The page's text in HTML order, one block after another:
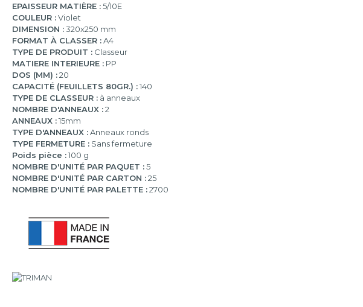
EPAISSEUR MATIÈRE :5/10E
COULEUR :Violet
DIMENSION :320x250 mm
FORMAT À CLASSER :A4
TYPE DE PRODUIT : Classeur
MATIERE INTERIEURE : PP
DOS (MM) :20
CAPACITÉ (FEUILLETS 80GR.) :140
TYPE DE CLASSEUR : à anneaux
NOMBRE D'ANNEAUX :2
ANNEAUX :15mm
TYPE D'ANNEAUX :Anneaux ronds
TYPE FERMETURE : Sans fermeture
Poids pièce :100 g
NOMBRE D'UNITÉ PAR PAQUET :5
NOMBRE D'UNITÉ PAR CARTON :25
NOMBRE D'UNITÉ PAR PALETTE :2700